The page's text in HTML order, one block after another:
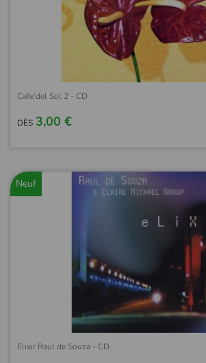
Cafe'del Sol 2 - CD
DÈS 3,00 €
Neuf
Elixir Raul de Souza - CD